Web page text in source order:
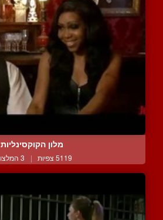
מלון הקוקסינליות
5119 צפיות | 3 המלצות